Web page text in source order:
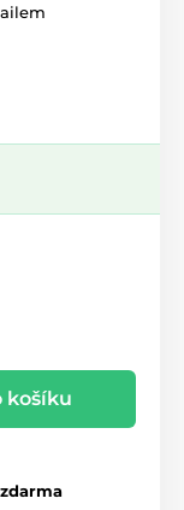
košíku
zdarma